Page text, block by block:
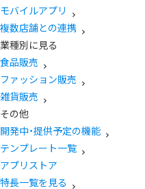
モバイルアプリ
複数店舗との連携
業種別に見る
食品販売
ファッション販売
雑貨販売
その他
開発中・提供予定の機能
テンプレート一覧
アプリストア
特長一覧を見る